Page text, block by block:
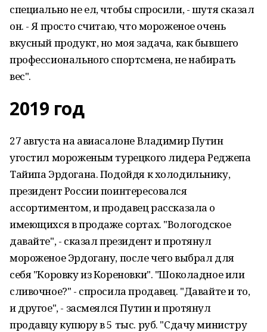
специально не ел, чтобы спросили, - шутя сказал
он. - Я просто считаю, что мороженое очень
вкусный продукт, но моя задача, как бывшего
профессионального спортсмена, не набирать
вес".
2019 год
27 августа на авиасалоне Владимир Путин
угостил мороженым турецкого лидера Реджепа
Тайипа Эрдогана. Подойдя к холодильнику,
президент России поинтересовался
ассортиментом, и продавец рассказала о
имеющихся в продаже сортах. "Вологодское
давайте", - сказал президент и протянул
мороженое Эрдогану, после чего выбрал для
себя "Коровку из Кореновки". "Шоколадное или
сливочное?" - спросила продавец. "Давайте и то,
и другое", - засмеялся Путин и протянул
продавцу купюру в 5 тыс. руб. "Сдачу министру